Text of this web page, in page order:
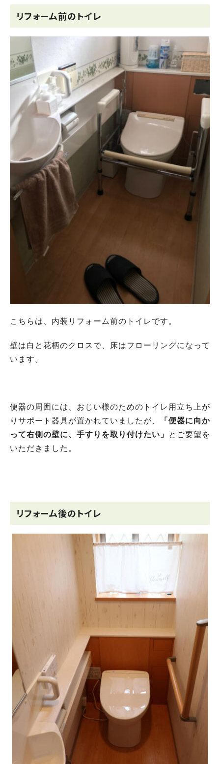
リフォーム前のトイレ
こちらは、内装リフォーム前のトイレです。
壁は白と花柄のクロスで、床はフローリングになって
います。
便器の周囲には、おじい様のためのトイレ用立ち上が
りサポート器具が置かれていましたが、
「便器に向か
って右側の壁に、手すりを取り付けたい」
とご要望を
いただきました。
リフォーム後のトイレ